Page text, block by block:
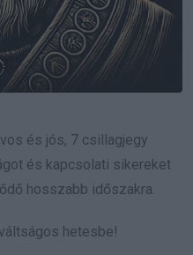
és jós, 7 csillagjegy
és kapcsolati sikereket
hosszabb időszakra.
hetesbe!